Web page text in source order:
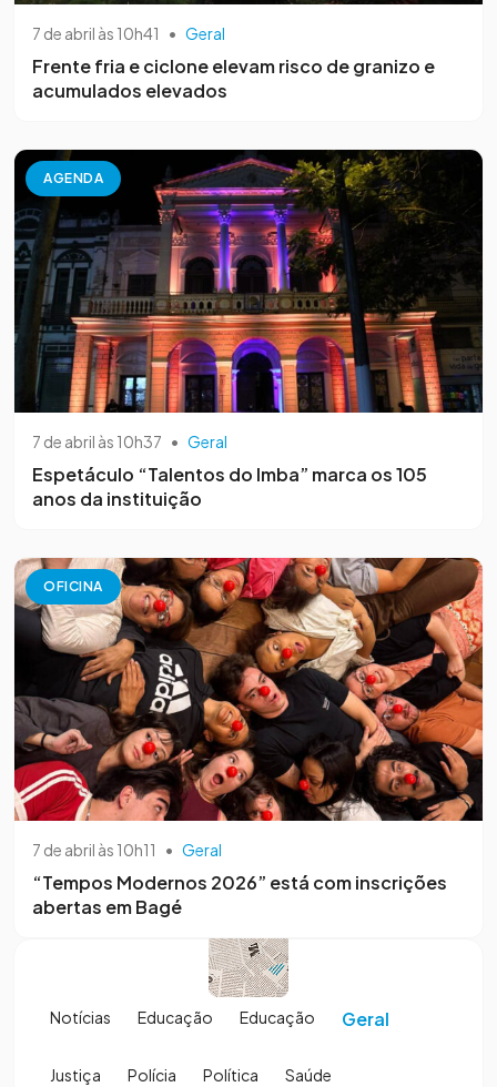
7 de abril às 10h41 • Geral
Frente fria e ciclone elevam risco de granizo e
acumulados elevados
AGENDA
7 de abril às 10h37 • Geral
Espetáculo “Talentos do Imba” marca os 105
anos da instituição
OFICINA
7 de abril às 10h11 • Geral
“Tempos Modernos 2026” está com inscrições
abertas em Bagé
Notícias Educação Educação Geral
Justiça Polícia Política Saúde